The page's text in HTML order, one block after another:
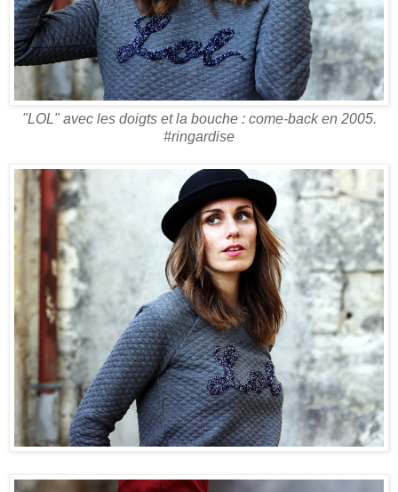
"LOL" avec les doigts et la bouche : come-back en 2005.
#ringardise